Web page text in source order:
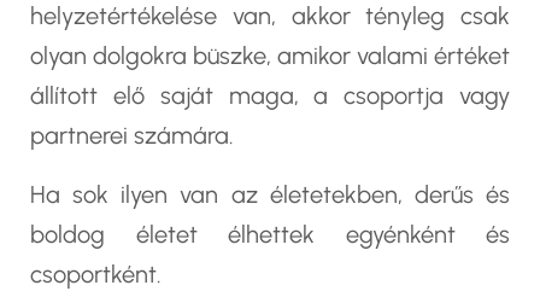
helyzetértékelése van, akkor tényleg csak
olyan dolgokra büszke, amikor valami értéket
állított elő saját maga, a csoportja vagy
partnerei számára.
Ha sok ilyen van az életetekben, derűs és
boldog életet élhettek egyénként és
csoportként.